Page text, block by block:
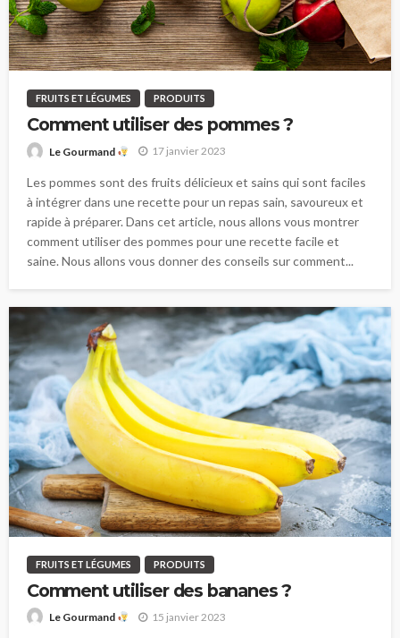
FRUITS ET LÉGUMES PRODUITS
Comment utiliser des pommes ?
Le Gourmand 17 janvier 2023
Les pommes sont des fruits délicieux et sains qui sont faciles
à intégrer dans une recette pour un repas sain, savoureux et
rapide à préparer. Dans cet article, nous allons vous montrer
comment utiliser des pommes pour une recette facile et
saine. Nous allons vous donner des conseils sur comment...
FRUITS ET LÉGUMES PRODUITS
Comment utiliser des bananes ?
Le Gourmand 15 janvier 2023